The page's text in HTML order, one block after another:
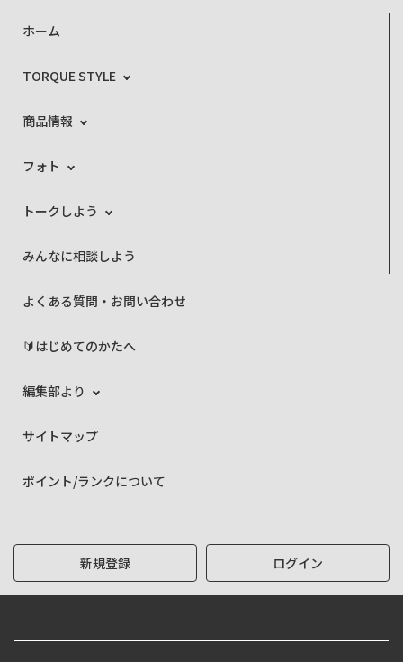
ホーム
TORQUE STYLE
商品情報
フォト
トークしよう
みんなに相談しよう
よくある質問・お問い合わせ
🔰はじめてのかたへ
編集部より
サイトマップ
ポイント/ランクについて
新規登録 ログイン